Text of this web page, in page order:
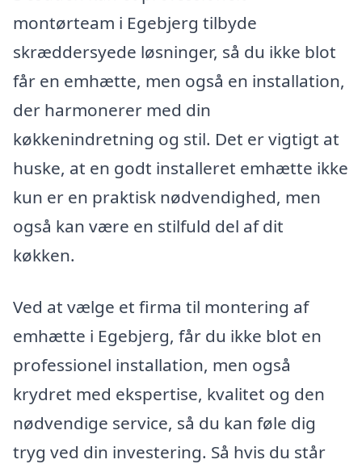
montørteam i Egebjerg tilbyde
skræddersyede løsninger, så du ikke blot
får en emhætte, men også en installation,
der harmonerer med din
køkkenindretning og stil. Det er vigtigt at
huske, at en godt installeret emhætte ikke
kun er en praktisk nødvendighed, men
også kan være en stilfuld del af dit
køkken.
Ved at vælge et firma til montering af
emhætte i Egebjerg, får du ikke blot en
professionel installation, men også
krydret med ekspertise, kvalitet og den
nødvendige service, så du kan føle dig
tryg ved din investering. Så hvis du står